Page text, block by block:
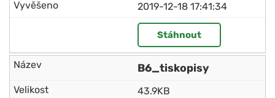
2019-12-18 17:41:34
Stáhnout
B6_tiskopisy
43.9KB